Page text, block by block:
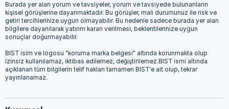
Burada yer alan yorum ve tavsiyeler, yorum ve tavsiyede bulunanların
kişisel görüşlerine dayanmaktadır. Bu görüşler, mali durumunuz ile risk ve
getiri tercihlerinize uygun olmayabilir. Bu nedenle sadece burada yer alan
bilgilere dayanılarak yatırım kararı verilmesi, beklentilerinize uygun
sonuçlar doğurmayabilir.
BIST isim ve logosu "koruma marka belgesi" altında korunmakta olup
izinsiz kullanılamaz, iktibas edilemez, değiştirilemez.BIST ismi altında
açıklanan tüm bilgilerin telif hakları tamamen BIST'e ait olup, tekrar
yayınlanamaz.